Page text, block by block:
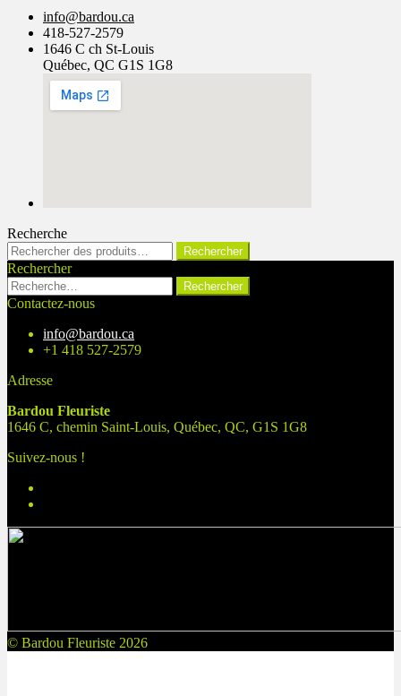
info@bardou.ca
418-527-2579
1646 C ch St-Louis
Québec, QC G1S 1G8
Recherche
Rechercher :
Rechercher
Rechercher
Rechercher :
Contactez-nous
info@bardou.ca
+1 418 527-2579
Adresse
Bardou Fleuriste
1646 C, chemin Saint-Louis, Québec, QC, G1S 1G8
Suivez-nous !
© Bardou Fleuriste 2026